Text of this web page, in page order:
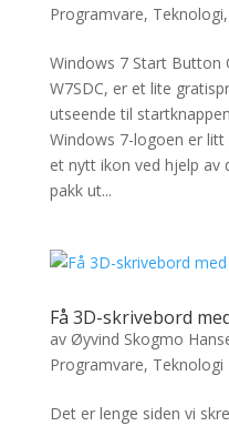
Programvare, Teknologi,
Windows 7 Start Button
W7SDC, er et lite
utseende til
Windows 7-logoen er
et nytt ikon ved hjelp av
pakk ut...
Få 3D-skrivebord
av Øyvind Skogmo
Programvare, Teknologi
Det er lenge siden vi